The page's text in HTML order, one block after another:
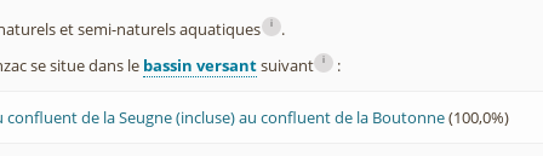
et semi-naturels aquatiques i
.
se situe dans le bassin versantsuivant i :
confluent de la Seugne (incluse) au confluent de la Boutonne(100,0%)